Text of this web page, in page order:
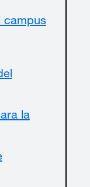
campusexternal
la
external